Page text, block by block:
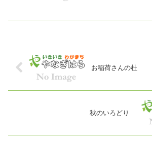
お稲荷さんの杜
秋のいろどり